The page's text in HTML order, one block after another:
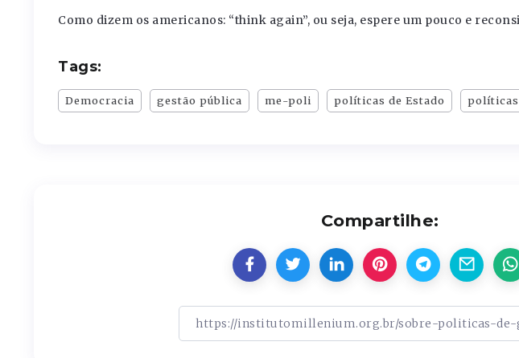
Como dizem os americanos: “think again”, ou seja, espere um pouco e
Tags:
Democracia gestão pública me-poli políticas de Estado políticas
Compartilhe: